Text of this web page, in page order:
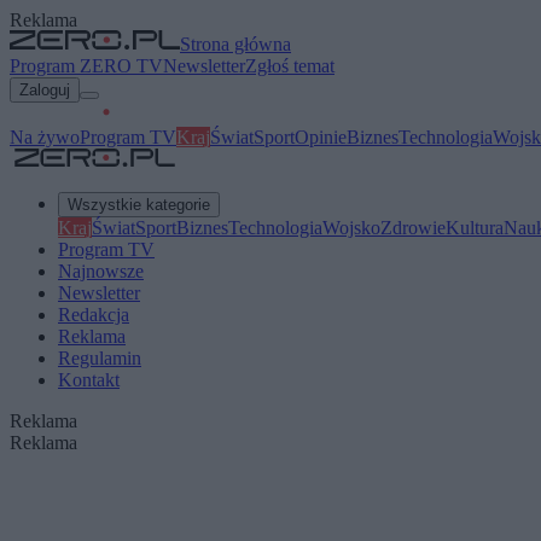
Reklama
Strona główna
Program ZERO TVNewsletterZgłoś temat
Zaloguj
Na żywoProgram TVKrajŚwiatSportOpinieBiznesTechnologia
Wszystkie kategorie
KrajŚwiatSportBiznesTechnologiaWojskoZdrowieKultura
Program TV
Najnowsze
Newsletter
Redakcja
Reklama
Regulamin
Kontakt
Reklama
Reklama